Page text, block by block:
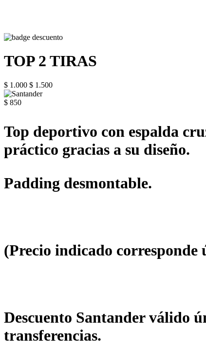
TOP 2 TIRAS
$ 1.000 $ 1.500
$ 850
Top deportivo con espalda
práctico gracias a su diseño.
Padding desmontable.
(Precio indicado corresponde
Descuento Santander válido
transferencias.